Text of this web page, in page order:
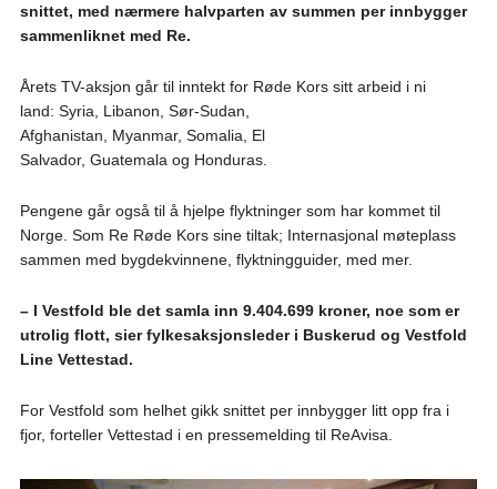
snittet, med nærmere halvparten av summen per innbygger
sammenliknet med Re.
Årets TV-aksjon går til inntekt for Røde Kors sitt arbeid i ni
land: Syria, Libanon, Sør-Sudan,
Afghanistan, Myanmar, Somalia, El
Salvador, Guatemala og Honduras.
Pengene går også til å hjelpe flyktninger som har kommet til
Norge. Som Re Røde Kors sine tiltak; Internasjonal møteplass
sammen med bygdekvinnene, flyktningguider, med mer.
– I Vestfold ble det samla inn 9.404.699 kroner, noe som er
utrolig flott, sier fylkesaksjonsleder i Buskerud og Vestfold
Line Vettestad.
For Vestfold som helhet gikk snittet per innbygger litt opp fra i
fjor, forteller Vettestad i en pressemelding til ReAvisa.